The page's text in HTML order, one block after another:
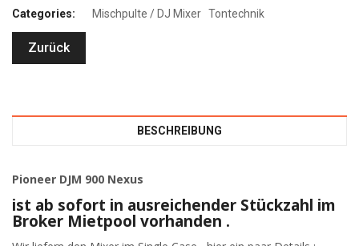
Categories:
Mischpulte / DJ Mixer Tontechnik
Zurück
BESCHREIBUNG
Pioneer DJM 900 Nexus
ist ab sofort in ausreichender Stückzahl im
Broker Mietpool vorhanden .